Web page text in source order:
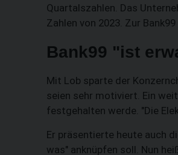
Quartalszahlen. Das
Zahlen von 2023. Zur
Bank99 "ist
Mit Lob sparte der
seien sehr motiviert. Ein
festgehalten werde. "Die
Er präsentierte heute auch
was" anknüpfen soll. Nun